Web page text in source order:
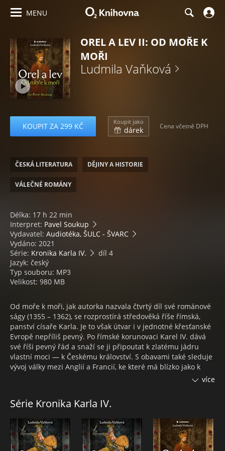
MENU
OREL A LEV II: OD MOŘE K
MOŘI
Ludmila Vaňková
KOUPIT ZA 299 KČ Koupit jako
dárek Cena včetně DPH
ČESKÁ LITERATURA DĚJINY A HISTORIE
VÁLEČNÉ ROMÁNY
Délka: 17 h 22 min
Interpret: Pavel Soukup
Vydavatel: Audiotéka, ŠULC - ŠVARC
Vydáno: 2021
Série: Kronika Karla IV.
díl 4
Jazyk: český
Typ souboru: MP3
Velikost: 980 MB
Od moře k moři, jak autorka nazvala čtvrtý díl své románové
ságy (1355 – 1362), se rozprostírá středověká říše římská,
panství císaře Karla. Je to však útvar i v jednotné křesťanské
Evropě nepříliš pevný. Po římské korunovaci Karel IV. dává
své říši pevný řád a snaží se ji připoutat k zlatému jádru
vlastní moci — k Českému království. S obavami také sleduje
vývoj války mezi Anglií a Francií, ke které má blízko jako k
zemi, kde vyrůstal. Zároveň s obtížemi buduje přátelské
připravuje půdu pro návrat Svatého stolce z Avignonu do
Říma a vychází dobře se všemi papeži, kteří se na něm
střídají a jsou často rozdílní.
Evropu hlavně na západě sužuje velký mor, který se v
více
Série Kronika Karla IV.